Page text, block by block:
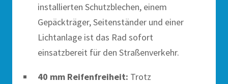
installierten Schutzblechen, einem
Gepäckträger, Seitenständer und einer
Lichtanlage ist das Rad sofort
einsatzbereit für den Straßenverkehr.
40 mm Reifenfreiheit: Trotz